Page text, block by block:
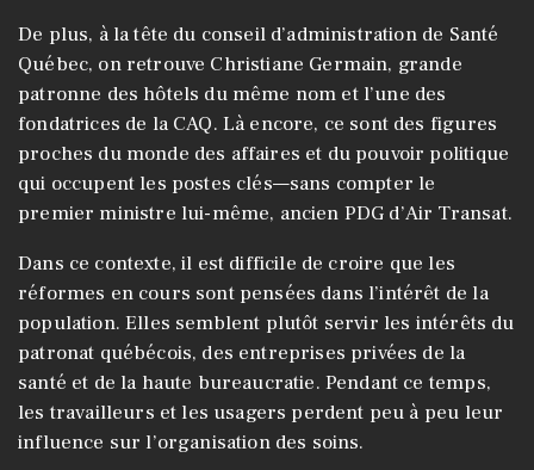
De plus, à la tête du conseil d’administration de Santé
Québec, on retrouve Christiane Germain, grande
patronne des hôtels du même nom et l’une des
fondatrices de la CAQ. Là encore, ce sont des figures
proches du monde des affaires et du pouvoir politique
qui occupent les postes clés—sans compter le
premier ministre lui-même, ancien PDG d’Air Transat.
Dans ce contexte, il est difficile de croire que les
réformes en cours sont pensées dans l’intérêt de la
population. Elles semblent plutôt servir les intérêts du
patronat québécois, des entreprises privées de la
santé et de la haute bureaucratie. Pendant ce temps,
les travailleurs et les usagers perdent peu à peu leur
influence sur l’organisation des soins.